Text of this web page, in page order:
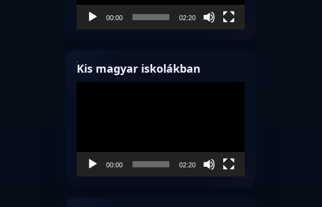
00:00 02:20
Kis magyar iskolákban
00:00 02:20